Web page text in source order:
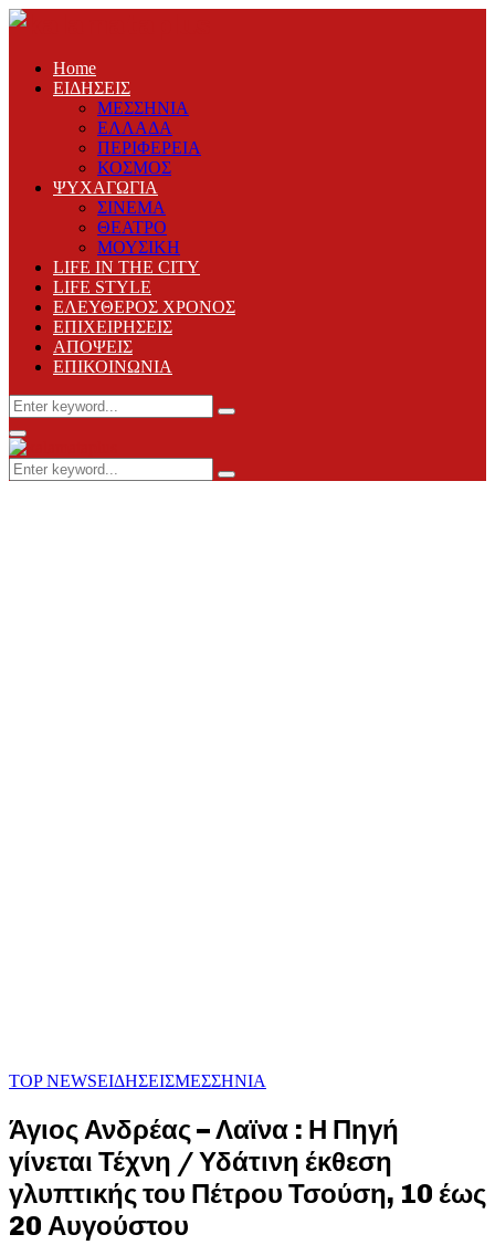
Home
ΕΙΔΗΣΕΙΣ
ΜΕΣΣΗΝΙΑ
ΕΛΛΑΔΑ
ΠΕΡΙΦΕΡΕΙΑ
ΚΟΣΜΟΣ
ΨΥΧΑΓΩΓΙΑ
ΣΙΝΕΜΑ
ΘΕΑΤΡΟ
ΜΟΥΣΙΚΗ
LIFE IN THE CITY
LIFE STYLE
ΕΛΕΥΘΕΡΟΣ ΧΡΟΝΟΣ
ΕΠΙΧΕΙΡΗΣΕΙΣ
ΑΠΟΨΕΙΣ
ΕΠΙΚΟΙΝΩΝΙΑ
Search
for:
Search
Primary
Menu
Search
for:
Search
TOP NEWSΕΙΔΗΣΕΙΣΜΕΣΣΗΝΙΑ
Άγιος Ανδρέας – Λαϊνα : Η Πηγή
γίνεται Τέχνη / Υδάτινη έκθεση
γλυπτικής του Πέτρου Τσούση, 10 έως
20 Αυγούστου